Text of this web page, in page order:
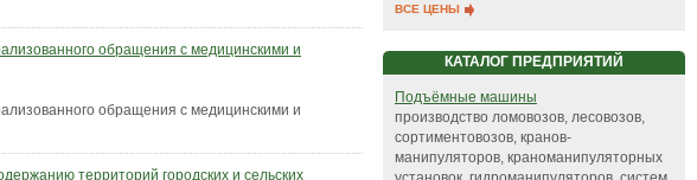
обращения с медицинскими и
обращения с медицинскими и
территорий городских и сельских
ВСЕ ЦЕНЫ
КАТАЛОГ ПРЕДПРИЯТИЙ
Подъёмные машины
производство ломовозов, лесовозов,
сортиментовозов, кранов-
манипуляторов, краноманипуляторных